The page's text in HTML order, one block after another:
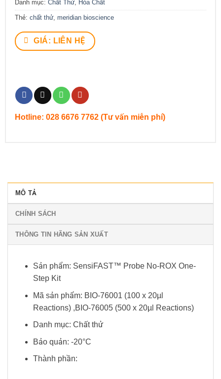
Danh mục: Chất Thử, Hóa Chất
Thẻ: chất thử, meridian bioscience
GIÁ: LIÊN HỆ
Hotline: 028 6676 7762 (Tư vấn miễn phí)
MÔ TẢ
CHÍNH SÁCH
THÔNG TIN HÃNG SẢN XUẤT
Sản phẩm: SensiFAST™ Probe No-ROX One-
Step Kit
Mã sản phẩm: BIO-76001 (100 x 20µl
Reactions) ,BIO-76005 (500 x 20µl Reactions)
Danh mục: Chất thử
Bảo quản: -20°C
Thành phần: